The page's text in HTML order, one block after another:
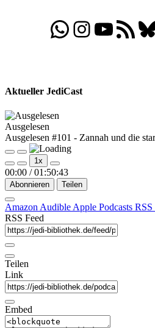
WhatsApp
Folgt uns auf
Besucht unseren YouTube-Kanal
RSS-
Aktueller JediCast
Ausgelesen
Ausgelesen #101 - Zannah und die
Play
Episode
Pause
Episode
1x
00:00 / 01:50:43
Abonnieren Teilen
Amazon Audible Apple Podcasts RSS
RSS Feed
Teilen
Link
Embed